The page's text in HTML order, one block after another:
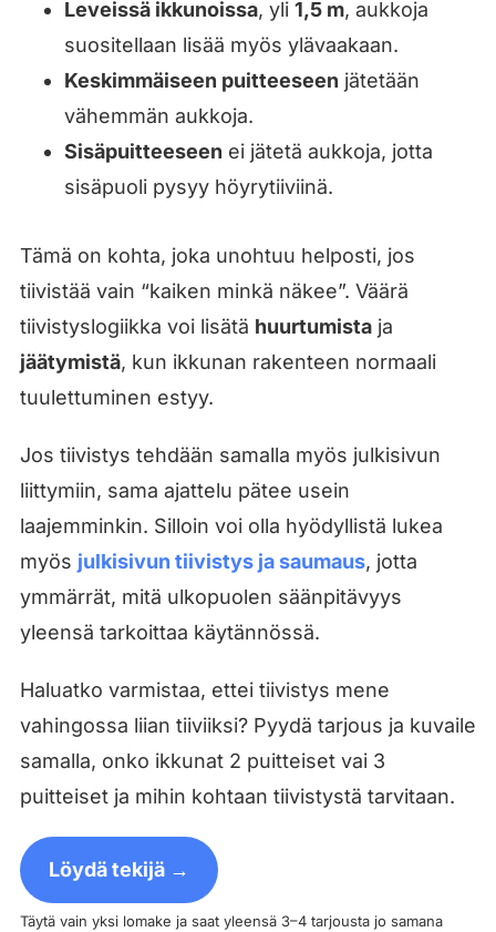
Leveissä ikkunoissa, yli 1,5 m, aukkoja
suositellaan lisää myös ylävaakaan.
Keskimmäiseen puitteeseen jätetään
vähemmän aukkoja.
Sisäpuitteeseen ei jätetä aukkoja, jotta
sisäpuoli pysyy höyrytiiviinä.
Tämä on kohta, joka unohtuu helposti, jos
tiivistää vain “kaiken minkä näkee”. Väärä
tiivistyslogiikka voi lisätä huurtumistaja
jäätymistä, kun ikkunan rakenteen normaali
tuulettuminen estyy.
Jos tiivistys tehdään samalla myös julkisivun
liittymiin, sama ajattelu pätee usein
laajemminkin. Silloin voi olla hyödyllistä lukea
myös julkisivun tiivistys ja saumaus, jotta
ymmärrät, mitä ulkopuolen säänpitävyys
yleensä tarkoittaa käytännössä.
Haluatko varmistaa, ettei tiivistys mene
vahingossa liian tiiviiksi? Pyydä tarjous ja kuvaile
samalla, onko ikkunat 2 puitteiset vai 3
puitteiset ja mihin kohtaan tiivistystä tarvitaan.
Löydä tekijä →
Täytä vain yksi lomake ja saat yleensä 3–4 tarjousta jo samana